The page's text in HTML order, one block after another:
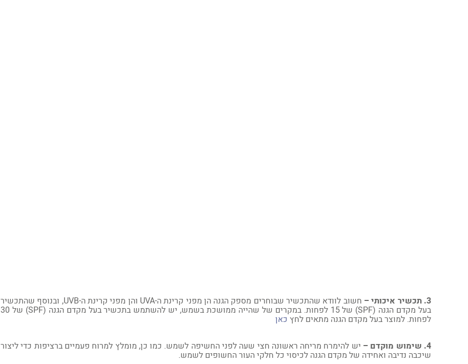
3. תכשיר איכותי – חשוב לוודא שהתכשיר שבוחרים מספק הגנה הן מפני קרינת ה-UVA והן מפני קרינת ה-UVB, ובנוסף שהתכשיר
בעל מקדם הגנה (SPF) של 15 לפחות. במקרים של שהייה ממושכת בשמש, יש להשתמש בתכשיר בעל מקדם הגנה ( SPF ) של 30
לפחות. למוצר בעל מקדם הגנה מתאים לחץ כאן
4. שימוש מוקדם – יש להימרח מריחה ראשונה חצי שעה לפני החשיפה לשמש. כמו כן, מומלץ למרוח פעמיים ברציפות כדי ליצור
שיכבה נדיבה ואחידה של מקדם הגנה לכיסוי כל חלקי העור החשופים לשמש.